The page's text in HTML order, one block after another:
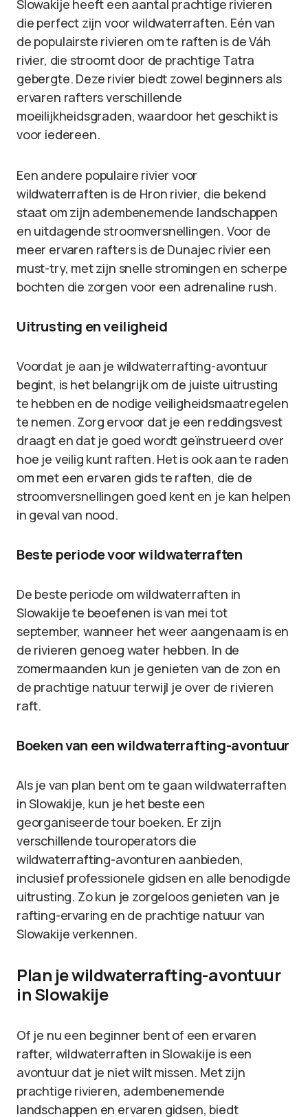
Slowakije heeft een aantal prachtige rivieren
die perfect zijn voor wildwaterraften. Eén van
de populairste rivieren om te raften is de Váh
rivier, die stroomt door de prachtige Tatra
gebergte. Deze rivier biedt zowel beginners als
ervaren rafters verschillende
moeilijkheidsgraden, waardoor het geschikt is
voor iedereen.
Een andere populaire rivier voor
wildwaterraften is de Hron rivier, die bekend
staat om zijn adembenemende landschappen
en uitdagende stroomversnellingen. Voor de
meer ervaren rafters is de Dunajec rivier een
must-try, met zijn snelle stromingen en scherpe
bochten die zorgen voor een adrenaline rush.
Uitrusting en veiligheid
Voordat je aan je wildwaterrafting-avontuur
begint, is het belangrijk om de juiste uitrusting
te hebben en de nodige veiligheidsmaatregelen
te nemen. Zorg ervoor dat je een reddingsvest
draagt en dat je goed wordt geïnstrueerd over
hoe je veilig kunt raften. Het is ook aan te raden
om met een ervaren gids te raften, die de
stroomversnellingen goed kent en je kan helpen
in geval van nood.
Beste periode voor wildwaterraften
De beste periode om wildwaterraften in
Slowakije te beoefenen is van mei tot
september, wanneer het weer aangenaam is en
de rivieren genoeg water hebben. In de
zomermaanden kun je genieten van de zon en
de prachtige natuur terwijl je over de rivieren
raft.
Boeken van een wildwaterrafting-avontuur
Als je van plan bent om te gaan wildwaterraften
in Slowakije, kun je het beste een
georganiseerde tour boeken. Er zijn
verschillende touroperators die
wildwaterrafting-avonturen aanbieden,
inclusief professionele gidsen en alle benodigde
uitrusting. Zo kun je zorgeloos genieten van je
rafting-ervaring en de prachtige natuur van
Slowakije verkennen.
Plan je wildwaterrafting-avontuur
in Slowakije
Of je nu een beginner bent of een ervaren
rafter, wildwaterraften in Slowakije is een
avontuur dat je niet wilt missen. Met zijn
prachtige rivieren, adembenemende
landschappen en ervaren gidsen, biedt